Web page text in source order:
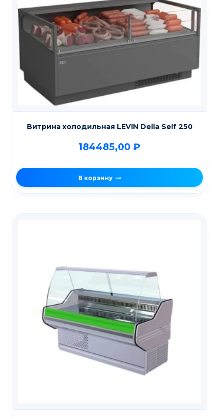
Витрина холодильная LEVIN Della Self 250
184485,00 ₽
В корзину